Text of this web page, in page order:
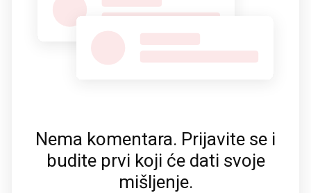
Nema komentara. Prijavite se i
budite prvi koji će dati svoje
mišljenje.